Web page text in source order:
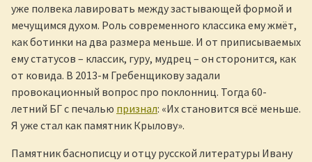
уже полвека лавировать между застывающей формой и
мечущимся духом. Роль современного классика ему жмёт,
как ботинки на два размера меньше. И от приписываемых
ему статусов – классик, гуру, мудрец – он сторонится, как
от ковида. В 2013-м Гребенщикову задали
провокационный вопрос про поклонниц. Тогда 60-
летний БГ с печалью признал: «Их становится всё меньше.
Я уже стал как памятник Крылову».
Памятник баснописцу и отцу русской литературы Ивану